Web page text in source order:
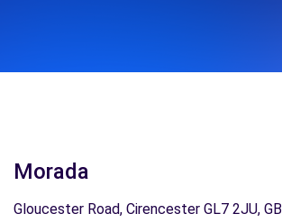
Morada
Gloucester Road, Cirencester GL7 2JU, GB